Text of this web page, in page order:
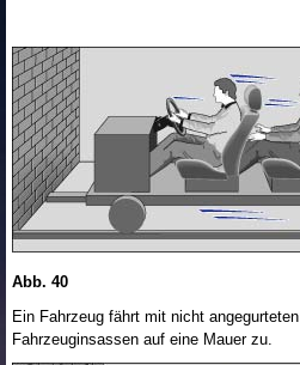
Abb. 40
Ein Fahrzeug fährt mit nicht angegurteten
Fahrzeuginsassen auf eine Mauer zu.